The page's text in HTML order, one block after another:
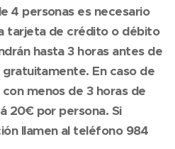
4 personas es necesario
tarjeta de crédito o débito
hasta 3 horas antes de
En caso de
menos de 3 horas de
20€ por persona. Si
llamen al teléfono 984